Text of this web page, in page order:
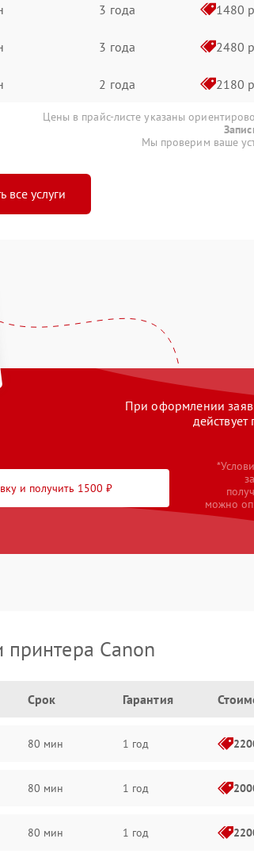
3 года 1480 р
3 года 2480 р
2 года 2180 р
Цены в прайс-листе указаны
Мы проверим ваше
все услуги
При оформлении
и получить 1500 ₽
можно
принтера Canon
Срок Гарантия
80 мин 1 год
80 мин 1 год
80 мин 1 год